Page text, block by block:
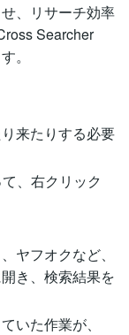
、リサーチ効率
Searcher
。
来たりする必要
、右クリック
ヤフオクなど、
き、検索結果を
いた作業が、